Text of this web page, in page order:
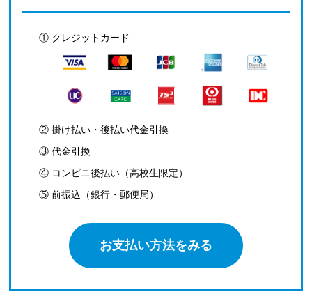
① クレジットカード
② 掛け払い・後払い代金引換
③ 代金引換
④ コンビニ後払い（高校生限定）
⑤ 前振込（銀行・郵便局）
お支払い方法をみる